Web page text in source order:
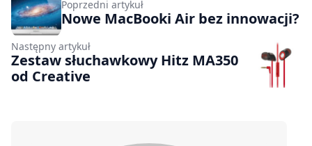
Poprzedni artykuł
Nowe MacBooki Air bez innowacji?
Następny artykuł
Zestaw słuchawkowy Hitz MA350
od Creative